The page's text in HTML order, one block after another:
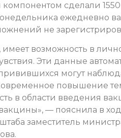
сделали
ежедневно
не
возможность в
Эти данные
могут
повышение
в области введения
— пояснила в
заместитель